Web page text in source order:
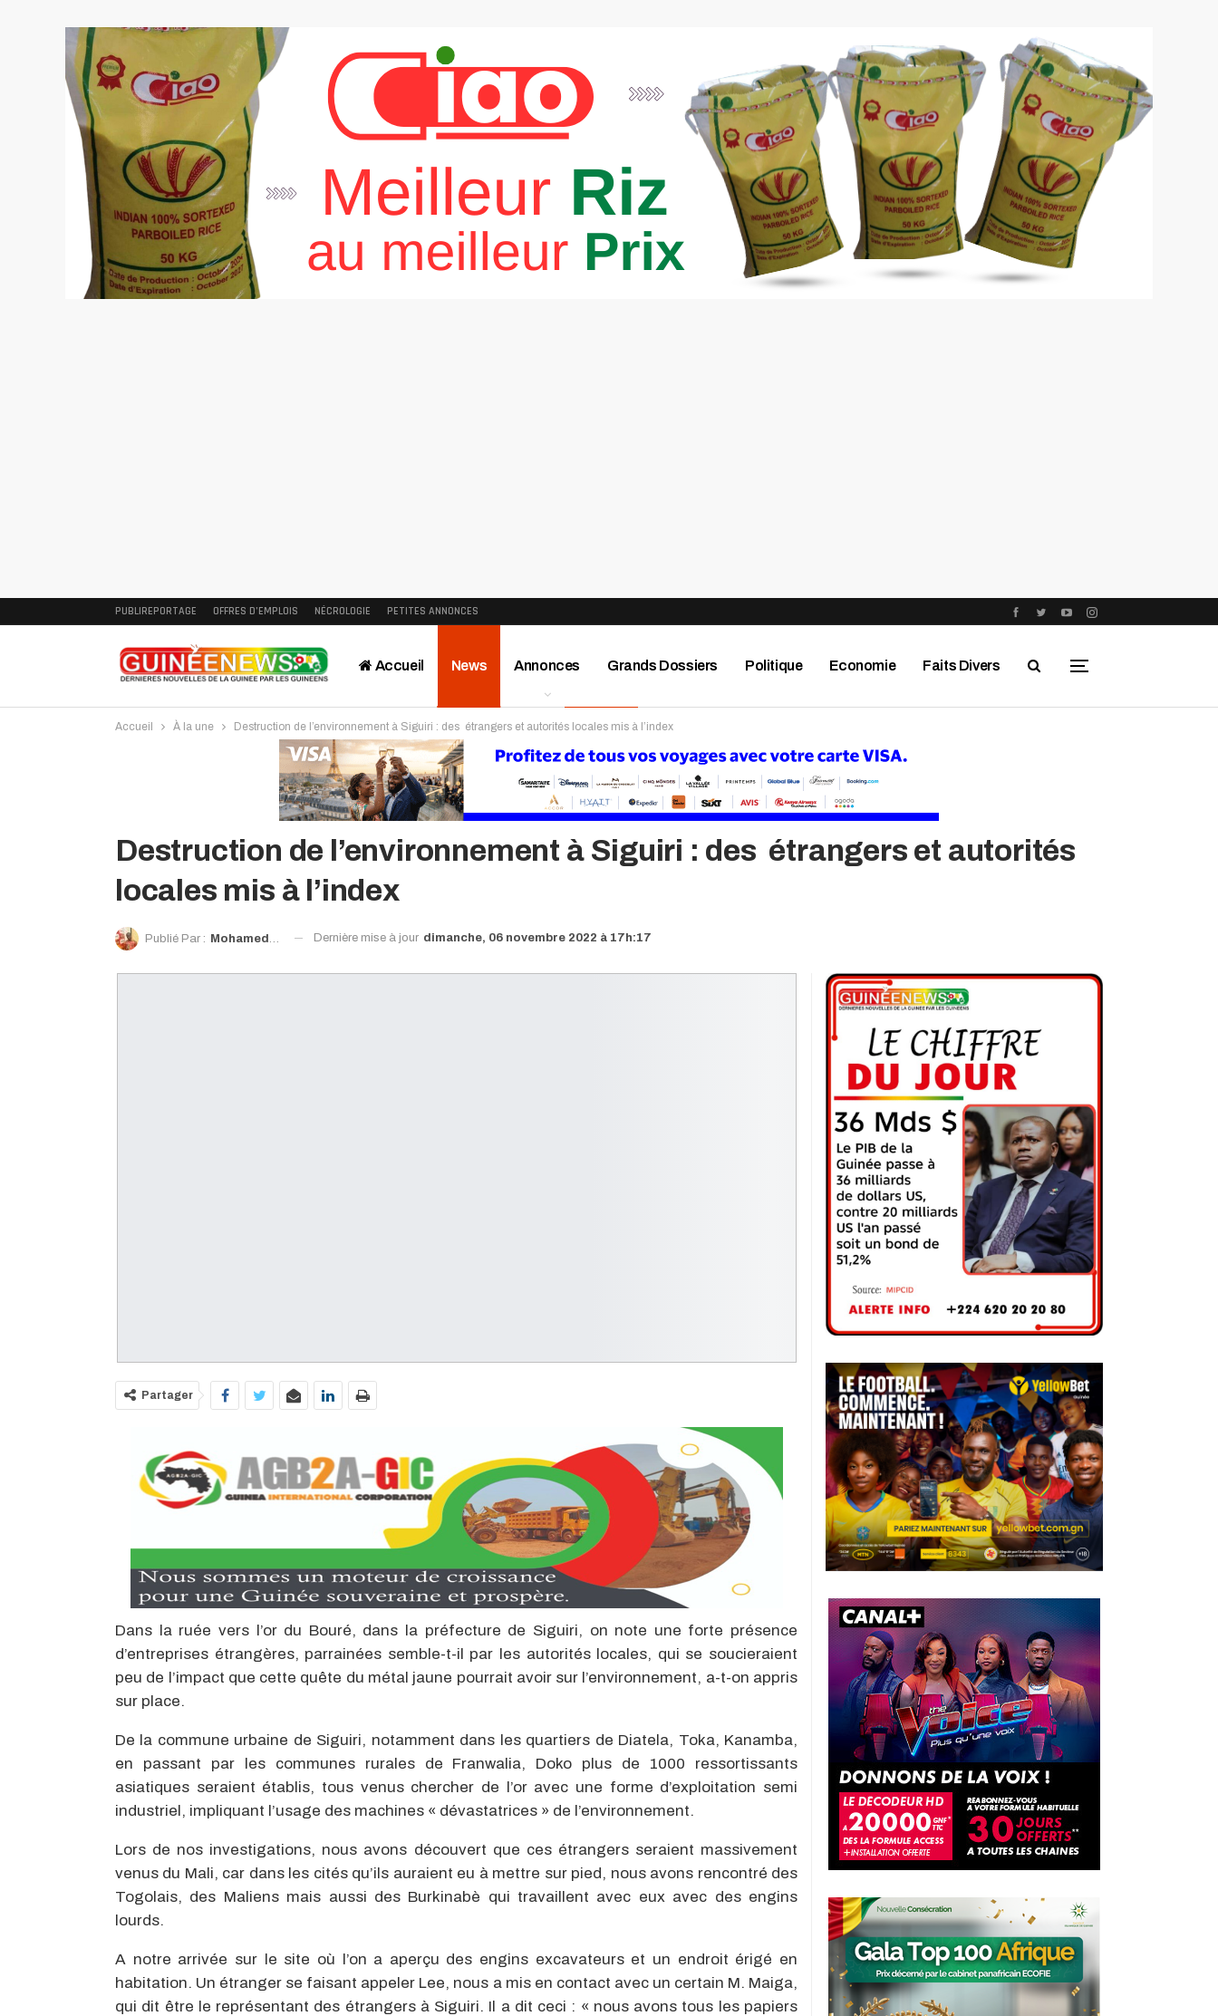
PUBLIREPORTAGE OFFRES D’EMPLOIS NÉCROLOGIE PETITES ANNONCES
Accueil News Annonces Grands Dossiers Politique Economie Faits Divers
Interviews Publireportage Région
Accueil À la une Destruction de l’environnement à Siguiri : des étrangers et autorités locales mis à l’index
Destruction de l’environnement à Siguiri : des étrangers et autorités
locales mis à l’index
Publié Par : Mohamed Moro Sacko Dernière mise à jour dimanche, 06 novembre 2022 à 17h:17
Partager
Dans la ruée vers l’or du Bouré, dans la préfecture de Siguiri, on note une forte présence
d’entreprises étrangères, parrainées semble-t-il par les autorités locales, qui se soucieraient
peu de l’impact que cette quête du métal jaune pourrait avoir sur l’environnement, a-t-on appris
sur place.
De la commune urbaine de Siguiri, notamment dans les quartiers de Diatela, Toka, Kanamba,
en passant par les communes rurales de Franwalia, Doko plus de 1000 ressortissants
asiatiques seraient établis, tous venus chercher de l’or avec une forme d’exploitation semi
industriel, impliquant l’usage des machines « dévastatrices » de l’environnement.
Lors de nos investigations, nous avons découvert que ces étrangers seraient massivement
venus du Mali, car dans les cités qu’ils auraient eu à mettre sur pied, nous avons rencontré des
Togolais, des Maliens mais aussi des Burkinabè qui travaillent avec eux avec des engins
lourds.
A notre arrivée sur le site où l’on a aperçu des engins excavateurs et un endroit érigé en
habitation. Un étranger se faisant appeler Lee, nous a mis en contact avec un certain M. Maiga,
qui dit être le représentant des étrangers à Siguiri. Il a dit ceci : « nous avons tous les papiers